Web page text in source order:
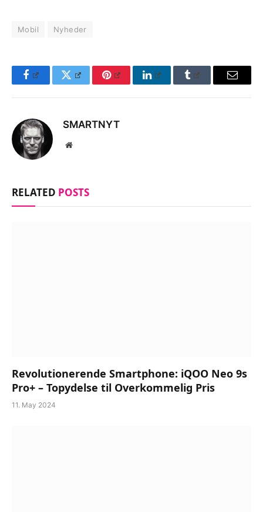
Mobil Nyheder
FacebookTwitter Pinterest LinkedInTumblr Email
SMARTNYT
Website
RELATED POSTS
Revolutionerende Smartphone: iQOO Neo 9s
Pro+ – Topydelse til Overkommelig Pris
11. May 2024